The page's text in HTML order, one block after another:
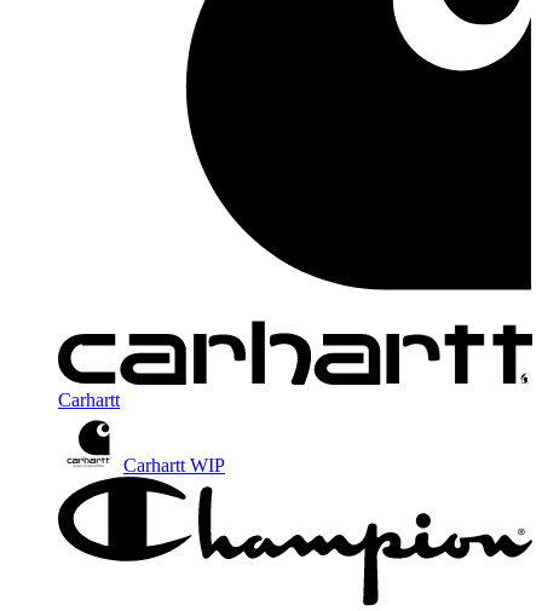
Carhartt
Carhartt WIP